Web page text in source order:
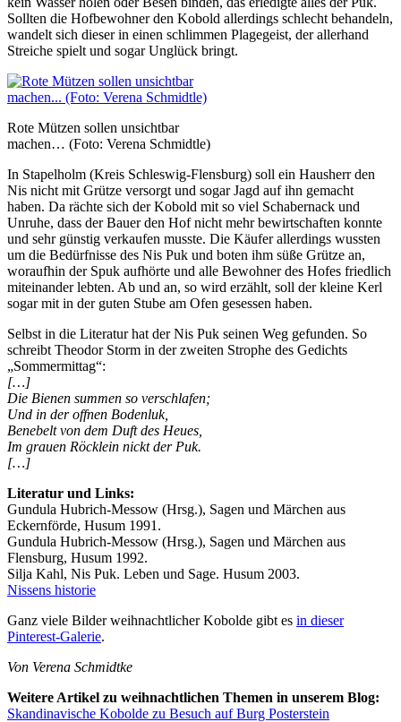
Sollten die Hofbewohner den Kobold allerdings schlecht behandeln,
wandelt sich dieser in einen schlimmen Plagegeist, der allerhand
Streiche spielt und sogar Unglück bringt.
Rote Mützen sollen unsichtbar
machen… (Foto: Verena Schmidtle)
In Stapelholm (Kreis Schleswig-Flensburg) soll ein Hausherr den
Nis nicht mit Grütze versorgt und sogar Jagd auf ihn gemacht
haben. Da rächte sich der Kobold mit so viel Schabernack und
Unruhe, dass der Bauer den Hof nicht mehr bewirtschaften konnte
und sehr günstig verkaufen musste. Die Käufer allerdings wussten
um die Bedürfnisse des Nis Puk und boten ihm süße Grütze an,
woraufhin der Spuk aufhörte und alle Bewohner des Hofes friedlich
miteinander lebten. Ab und an, so wird erzählt, soll der kleine Kerl
sogar mit in der guten Stube am Ofen gesessen haben.
Selbst in die Literatur hat der Nis Puk seinen Weg gefunden. So
schreibt Theodor Storm in der zweiten Strophe des Gedichts
„Sommermittag“:
[…]
Die Bienen summen so verschlafen;
Und in der offnen Bodenluk,
Benebelt von dem Duft des Heues,
Im grauen Röcklein nickt der Puk.
[…]
Literatur und Links:
Gundula Hubrich-Messow (Hrsg.), Sagen und Märchen aus
Eckernförde, Husum 1991.
Gundula Hubrich-Messow (Hrsg.), Sagen und Märchen aus
Flensburg, Husum 1992.
Silja Kahl, Nis Puk. Leben und Sage. Husum 2003.
Nissens historie
Ganz viele Bilder weihnachtlicher Kobolde gibt es in dieser
Pinterest-Galerie.
Von Verena Schmidtke
Weitere Artikel zu weihnachtlichen Themen in unserem Blog:
Skandinavische Kobolde zu Besuch auf Burg Posterstein